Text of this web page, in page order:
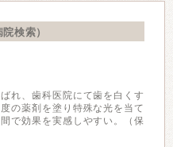
検索）
れ、歯科医院にて歯を白くす
の薬剤を塗り特殊な光を当て
で効果を実感しやすい。（保